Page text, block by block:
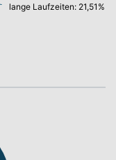
lange Laufzeiten: 21,51%